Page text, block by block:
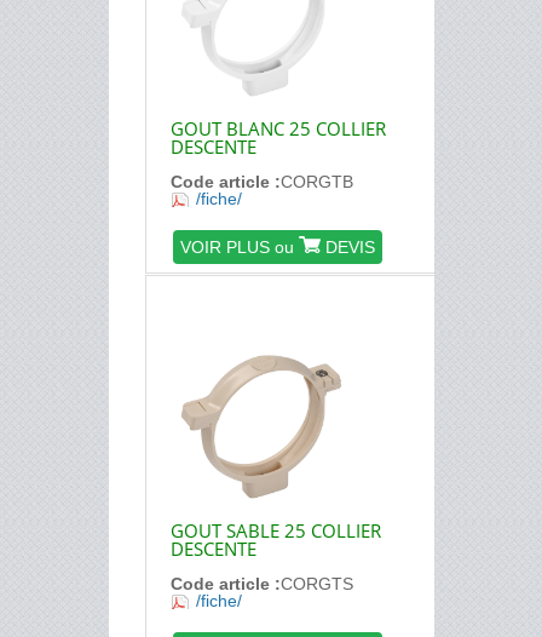
GOUT BLANC 25 COLLIER
DESCENTE
Code article :CORGTB
/fiche/
VOIR PLUS ou DEVIS
GOUT SABLE 25 COLLIER
DESCENTE
Code article :CORGTS
/fiche/